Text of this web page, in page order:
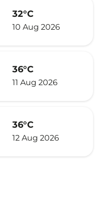
32°C
10 Aug 2026
36°C
11 Aug 2026
36°C
12 Aug 2026